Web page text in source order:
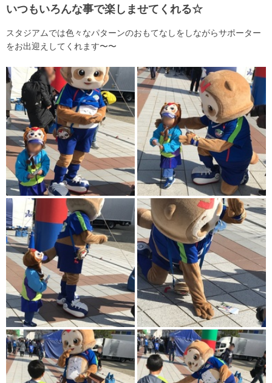
いつもいろんな事で楽しませてくれる☆
スタジアムでは色々なパターンのおもてなしをしながらサポーター
をお出迎えしてくれます〜〜